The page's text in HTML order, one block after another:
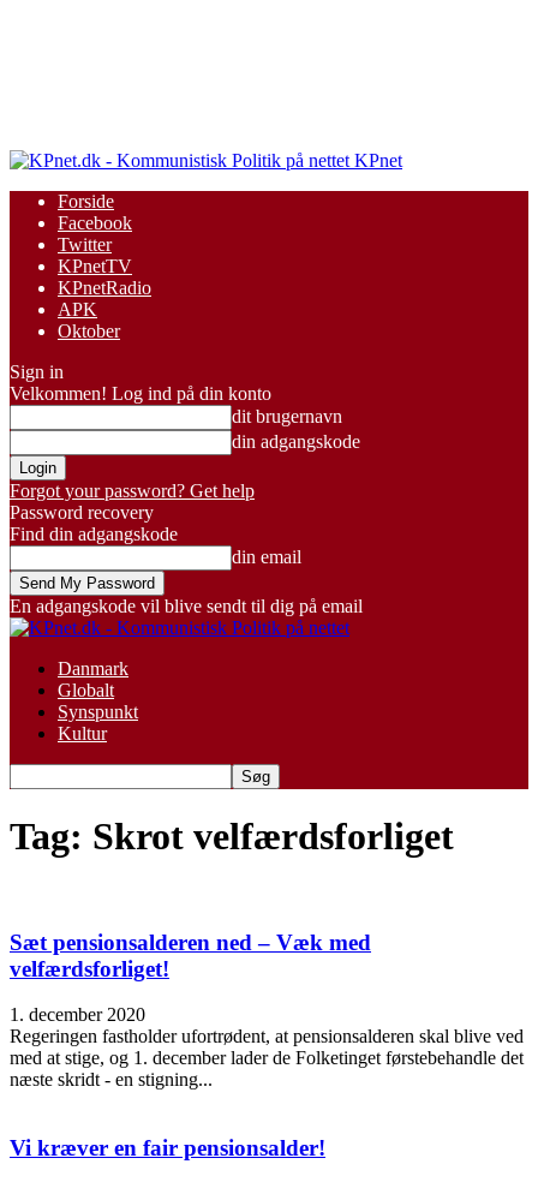
KPnet
Forside
Facebook
Twitter
KPnetTV
KPnetRadio
APK
Oktober
Sign in
Velkommen! Log ind på din konto
dit brugernavn
din adgangskode
Forgot your password? Get help
Password recovery
Find din adgangskode
din email
En adgangskode vil blive sendt til dig på email
Danmark
Globalt
Synspunkt
Kultur
Tag: Skrot velfærdsforliget
Sæt pensionsalderen ned – Væk med
velfærdsforliget!
1. december 2020
Regeringen fastholder ufortrødent, at pensionsalderen skal blive ved
med at stige, og 1. december lader de Folketinget førstebehandle det
næste skridt - en stigning...
Vi kræver en fair pensionsalder!